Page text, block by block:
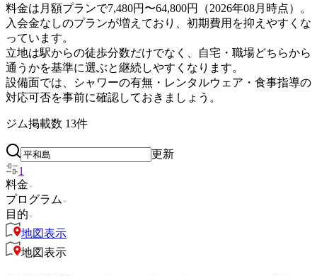
料金は月額プランで7,480円〜64,800円（2026年08月時点）。
入会金なしのプランが増えており、初期費用を抑えやすくな
っています。
立地は駅からの徒歩分数だけでなく、自宅・職場どちらから
通うかを基準に選ぶと継続しやすくなります。
設備面では、シャワーの有無・レンタルウェア・食事指導の
対応可否を事前に確認しておきましょう。
ジム掲載数 13件
更新
1
料金
プログラム
目的
地図表示
地図表示